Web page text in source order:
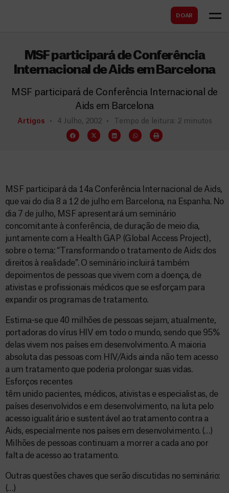
DOAR
r
MSF participará de Conferência
Internacional de Aids em Barcelona
MSF participará de Conferência Internacional de
Aids em Barcelona
Artigos 4 Julho, 2002 Tempo de leitura: 2 minutos
MSF participará da 14a Conferência Internacional de Aids,
que vai do dia 8 a 12 de julho em Barcelona, na Espanha. No
dia 7 de julho, MSF apresentará um seminário
concomitante à conferência, de duração de meio dia,
juntamente com a Health GAP (Global Access Project),
sobre o tema: “Transformando o tratamento de Aids: dos
direitos à realidade”. O seminário incluirá também
depoimentos de pessoas que vivem com a doença, de
ativistas e profissionais médicos que se esforçam para
expandir os programas de tratamento.
Estima-se que 40 milhões de pessoas sejam, atualmente,
portadoras do vírus HIV em todo o mundo, sendo que 95%
delas vivem nos países em desenvolvimento. A maioria
absoluta das pessoas com HIV/Aids ainda não tem acesso
a um tratamento que poderia prolongar suas vidas.
Esforços recentes
têm unido pacientes, médicos, ativistas e especialistas, de
países desenvolvidos e em desenvolvimento, na luta pelo
acesso igualitário e sustentável ao tratamento contra a
Aids, especialmente nos países em desenvolvimento. (…)
Milhões de pessoas continuam a morrer a cada ano por
falta de acesso ao tratamento.
Outras questões chaves que serão discutidas no seminário:
(…)
c
a